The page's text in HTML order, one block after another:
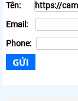
Tên:
Email:
Phone: